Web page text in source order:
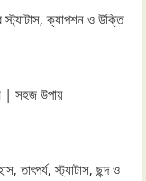
স্ট্যাটাস, ক্যাপশন ও উক্তি
| সহজ উপায়
তাৎপর্য, স্ট্যাটাস, ছন্দ ও